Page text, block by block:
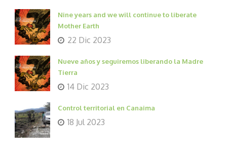
Nine years and we will continue to liberate
Mother Earth
22 Dic 2023
Nueve años y seguiremos liberando la Madre
Tierra
14 Dic 2023
Control territorial en Canaima
18 Jul 2023